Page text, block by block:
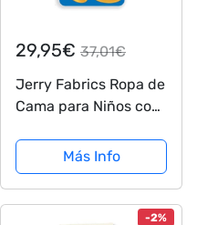
29,95€ 37,01€
Jerry Fabrics Ropa de
Cama para Niños con
Mickey and Friends,
Algodón, Multicolor,
200x140x0.5 cm
Más Info
-2%